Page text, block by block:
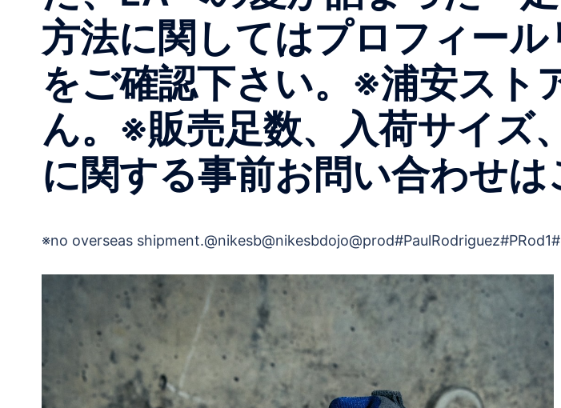
方法に関してはプロフィー
をご確認下さい。※浦安スト
ん。※販売足数、入荷サイズ
に関する事前お問い合わせは
※no overseas